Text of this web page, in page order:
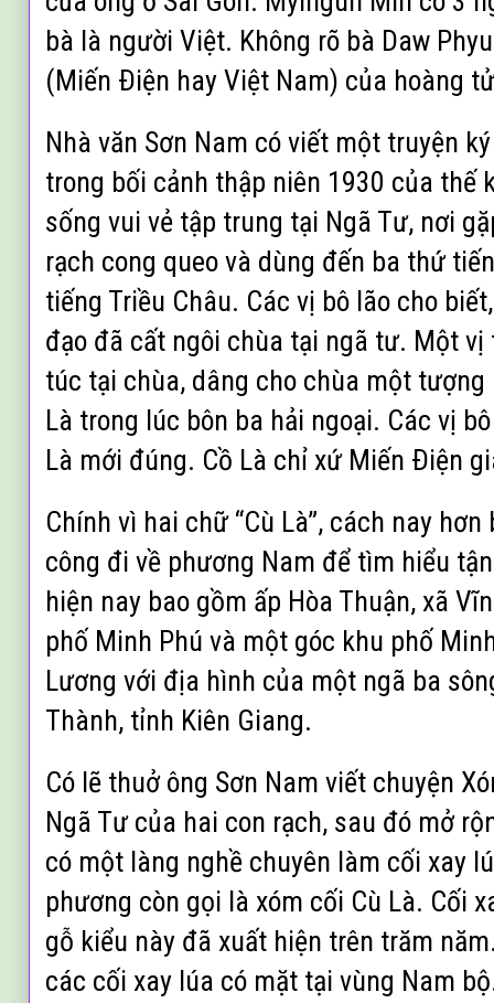
bà là người Việt. Không rõ bà Daw
(Miến Ðiện hay Việt Nam) của hoàng
Nhà văn Sơn Nam có viết một truyện
trong bối cảnh thập niên 1930 của thế
sống vui vẻ tập trung tại Ngã Tư, nơi
rạch cong queo và dùng đến ba thứ
tiếng Triều Châu. Các vị bô lão cho
đạo đã cất ngôi chùa tại ngã tư. Một
túc tại chùa, dâng cho chùa một
Là trong lúc bôn ba hải ngoại. Các vị
Là mới đúng. Cồ Là chỉ xứ Miến Ðiện
Chính vì hai chữ “Cù Là”, cách nay
công đi về phương Nam để tìm hiểu
hiện nay bao gồm ấp Hòa Thuận, xã
phố Minh Phú và một góc khu phố
Lương với địa hình của một ngã ba
Thành, tỉnh Kiên Giang.
Có lẽ thuở ông Sơn Nam viết chuyện
Ngã Tư của hai con rạch, sau đó mở
có một làng nghề chuyên làm cối xay
phương còn gọi là xóm cối Cù Là. Cối
gỗ kiểu này đã xuất hiện trên trăm
các cối xay lúa có mặt tại vùng Nam